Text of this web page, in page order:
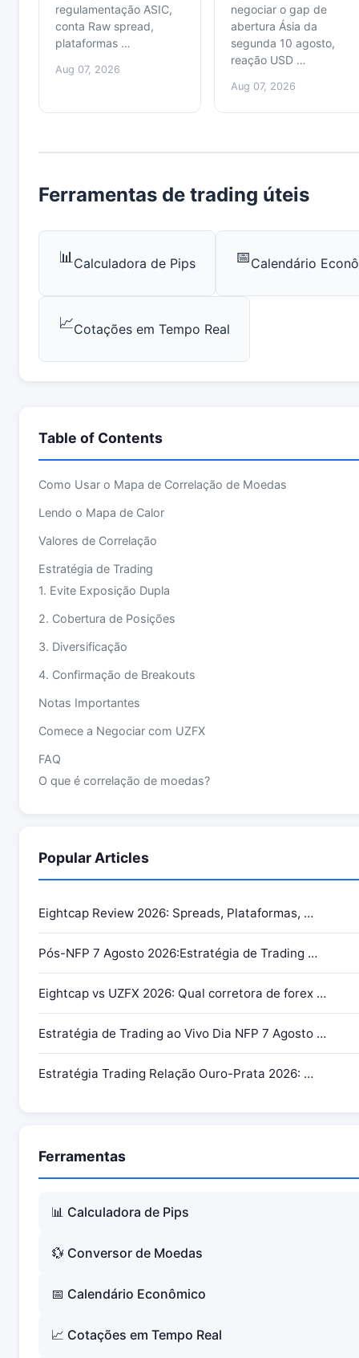
regulamentação ASIC,
conta Raw spread,
plataformas …
Aug 07, 2026
negociar o gap de
abertura Ásia da
segunda 10 agosto,
reação USD …
Aug 07, 2026
Ferramentas de trading úteis
📊Calculadora de Pips 📅Calendário
📈Cotações em Tempo Real
Table of Contents
Como Usar o Mapa de Correlação de Moedas
Lendo o Mapa de Calor
Valores de Correlação
Estratégia de Trading
1. Evite Exposição Dupla
2. Cobertura de Posições
3. Diversificação
4. Confirmação de Breakouts
Notas Importantes
Comece a Negociar com UZFX
FAQ
O que é correlação de moedas?
O que significa correlação -0.85?
Popular Articles
Eightcap Review 2026: Spreads, Plataformas, …
Pós-NFP 7 Agosto 2026:Estratégia de Trading …
Eightcap vs UZFX 2026: Qual corretora de forex …
Estratégia de Trading ao Vivo Dia NFP 7 Agosto …
Estratégia Trading Relação Ouro-Prata 2026: …
Ferramentas
📊 Calculadora de Pips
💱 Conversor de Moedas
📅 Calendário Econômico
📈 Cotações em Tempo Real